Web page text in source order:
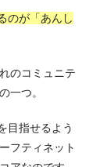
のが「あんし
のコミュニテ
一つ。
目指せるよう
フティネット